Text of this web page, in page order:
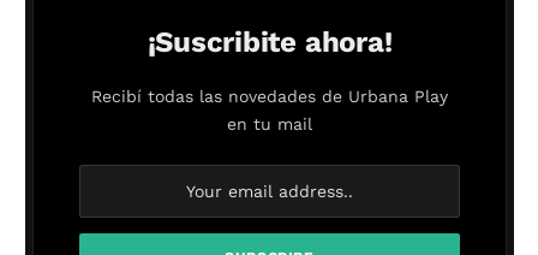
¡Suscribite ahora!
Recibí todas las novedades de Urbana Play
en tu mail